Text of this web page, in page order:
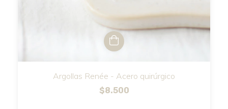
Argollas Renée - Acero quirúrgico
$8.500